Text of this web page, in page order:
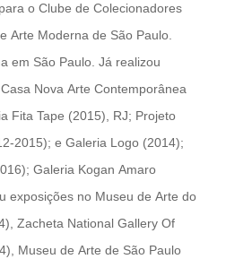
o Clube de Colecionadores
Arte Moderna de São Paulo.
em São Paulo. Já realizou
Nova Arte Contemporânea
Fita Tape (2015), RJ; Projeto
2015); e Galeria Logo (2014);
Galeria Kogan Amaro
exposições no Museu de Arte do
Zacheta National Gallery Of
Museu de Arte de São Paulo